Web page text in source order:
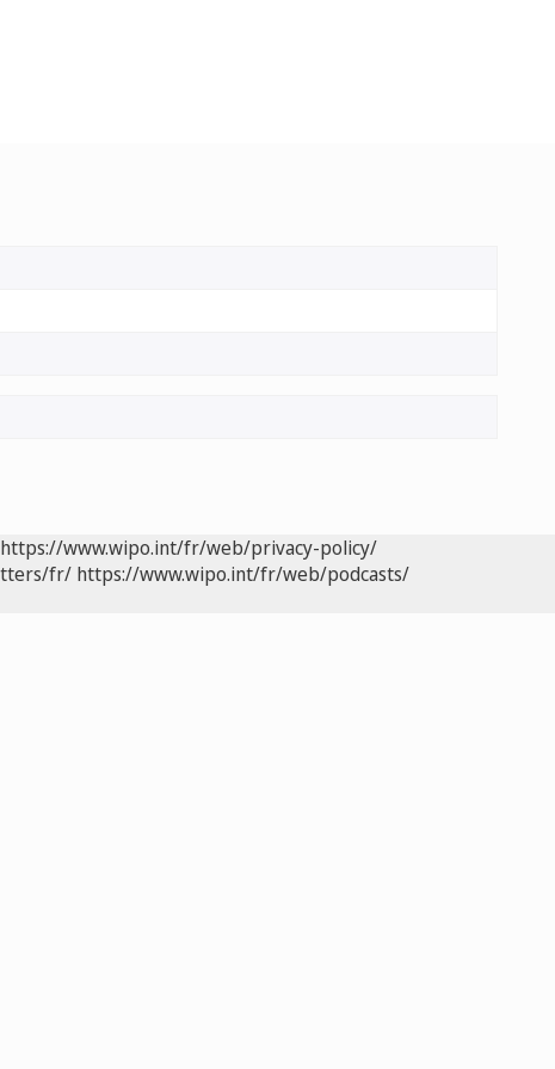
https://www.wipo.int/fr/web/privacy-policy/
fr/ https://www.wipo.int/fr/web/podcasts/